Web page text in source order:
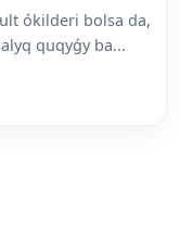
ókilderi bolsa da,
quqyǵy ba...